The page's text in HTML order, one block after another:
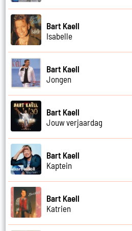
Bart Kaell
Isabelle
Bart Kaell
Jongen
Bart Kaell
Jouw verjaardag
Bart Kaell
Kaptein
Bart Kaell
Katrien